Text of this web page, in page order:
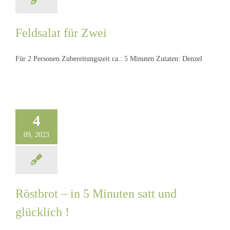
Feldsalat für Zwei
Feldsalat für Zwei
Für 2 Personen Zubereitungszeit ca.: 5 Minuten Zutaten: Denzel
4
09, 2023
Röstbrot – in 5 Minuten satt und
glücklich !